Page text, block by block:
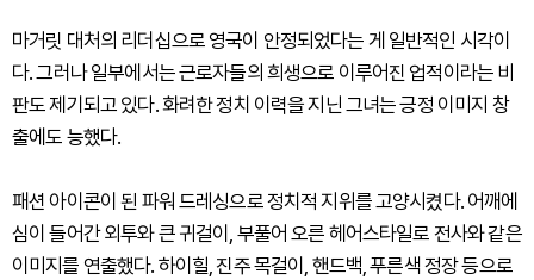
마거릿 대처의 리더십으로 영국이 안정되었다는 게 일반적인 시각이
다. 그러나 일부에서는 근로자들의 희생으로 이루어진 업적이라는 비
판도 제기되고 있다. 화려한 정치 이력을 지닌 그녀는 긍정 이미지 창
출에도 능했다.
패션 아이콘이 된 파워 드레싱으로 정치적 지위를 고양시켰다. 어깨에
심이 들어간 외투와 큰 귀걸이, 부풀어 오른 헤어스타일로 전사와 같은
이미지를 연출했다. 하이힐, 진주 목걸이, 핸드백, 푸른색 정장 등으로